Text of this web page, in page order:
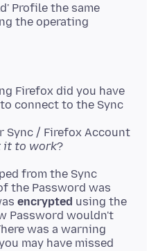
Profile the same
the operating
Firefox did you have
connect to the Sync
Sync / Firefox Account
it to work
from the Sync
the Password was
encrypted using the
Password wouldn't
was a warning
may have missed